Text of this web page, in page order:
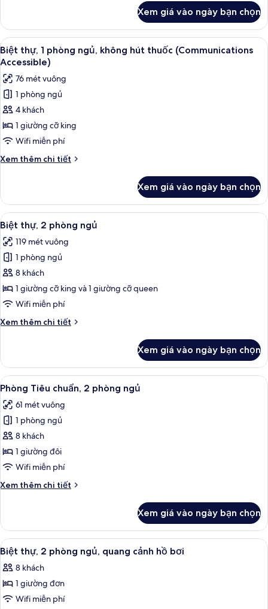
thuốc
(Communications
Accessible)
Biệt
thự,
2
phòng
không
hút
thuốc
(Communications
Accessible)
Xem giá vào ngày bạn chọn
Xem
tất
cả
ảnh
Biệt
thự,
1
phòng
ngủ,
không
thuốc
(Communications
Accessible)
Két bảo mật tại phòng, khu vực làm
2
Biệt thự, 1 phòng ngủ, không hút thuốc (Communications
Accessible)
76 mét vuông
1 phòng ngủ
4 khách
1 giường cỡ king
Wifi miễn phí
Xem thêm chi tiết
Chi
Biệt
thự,
1
phòng
ngủ,
không
thuốc
(Communications
Accessible)
Xem giá vào ngày bạn chọn
Xem
tất
cả
ảnh
Biệt
thự,
2
ngủ
Két bảo mật tại phòng, khu vực làm
6
Biệt thự, 2 phòng ngủ
119 mét vuông
1 phòng ngủ
8 khách
1 giường cỡ king và 1 giường cỡ queen
Wifi miễn phí
Xem thêm chi tiết
Chi
Biệt
thự,
2
phòng
ngủ
Xem giá vào ngày bạn chọn
Xem
tất
cả
ảnh
Phòng
Tiêu
chuẩn,
phòng
Két bảo mật tại phòng, khu vực làm
10
Phòng Tiêu chuẩn, 2 phòng ngủ
61 mét vuông
1 phòng ngủ
8 khách
1 giường đôi
Wifi miễn phí
Xem thêm chi tiết
Chi
Phòng
Tiêu
chuẩn,
phòng
ngủ
Xem giá vào ngày bạn chọn
Xem
tất
cả
ảnh
Biệt
5
Biệt thự, 2 phòng ngủ, quang cảnh hồ bơi
8 khách
1 giường đơn
Wifi miễn phí